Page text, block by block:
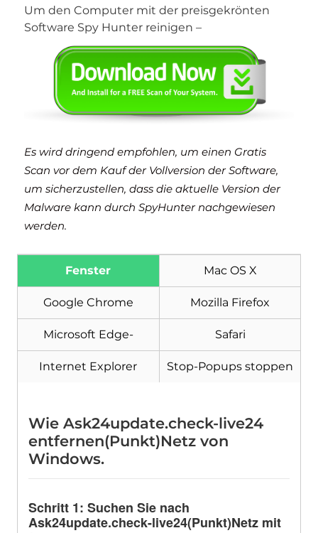
Um den Computer mit der preisgekrönten
Software Spy Hunter reinigen –
Es wird dringend empfohlen, um einen Gratis
Scan vor dem Kauf der Vollversion der Software,
um sicherzustellen, dass die aktuelle Version der
Malware kann durch SpyHunter nachgewiesen
werden.
Fenster Mac OS X
Google Chrome Mozilla Firefox
Microsoft Edge- Safari
Internet Explorer Stop-Popups stoppen
Wie Ask24update.check-live24
entfernen(Punkt)Netz von
Windows.
Schritt 1: Suchen Sie nach
Ask24update.check-live24(Punkt)Netz mit